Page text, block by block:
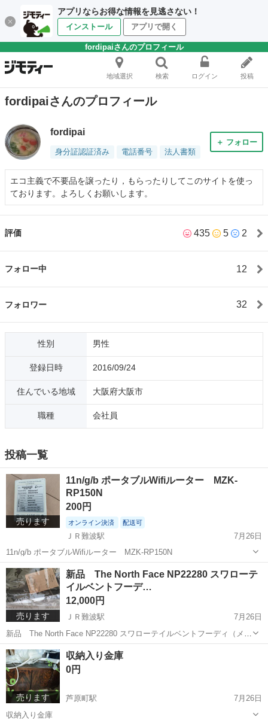
アプリならお得な情報を見逃さない！
インストール アプリで開く
fordipaiさんのプロフィール
地域選択 検索 ログイン 投稿
fordipaiさんのプロフィール
fordipai
身分証認証済み 電話番号 法人書類
＋ フォロー
エコ主義で不要品を譲ったり，もらったりしてこのサイトを使っ
ております。よろしくお願いします。
評価 435 5 2
フォロー中 12
フォロワー 32
性別 男性
登録日時 2016/09/24
住んでいる地域 大阪府大阪市
職種 会社員
投稿一覧
売ります
11n/g/b ポータブルWifiルーター MZK-
RP150N
200円
オンライン決済 配送可
ＪＲ難波駅
7月26日
11n/g/b ポータブルWifiルーター MZK-RP150N
大阪 大阪市 ＪＲ難波駅
売ります
新品 The North Face NP22280 スワローテ
イルベントフーデ…
12,000円
ＪＲ難波駅
7月26日
新品 The North Face NP22280 スワローテイルベントフーディ（メン
ズ） カラー(NT)ニュートープ サイズM 定価16500円で買ったもので
す。
大阪 大阪市 ＪＲ難波駅
売ります
収納入り金庫
0円
芦原町駅
7月26日
収納入り金庫